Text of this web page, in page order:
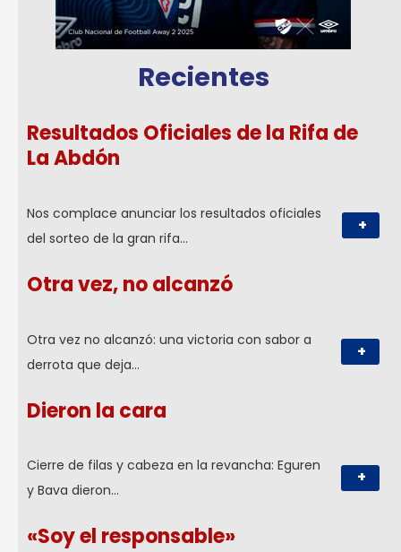
Recientes
Resultados Oficiales de la Rifa de
La Abdón
Nos complace anunciar los resultados oficiales
del sorteo de la gran rifa…
+
Otra vez, no alcanzó
Otra vez no alcanzó: una victoria con sabor a
derrota que deja…
+
Dieron la cara
Cierre de filas y cabeza en la revancha: Eguren
y Bava dieron…
+
«Soy el responsable»